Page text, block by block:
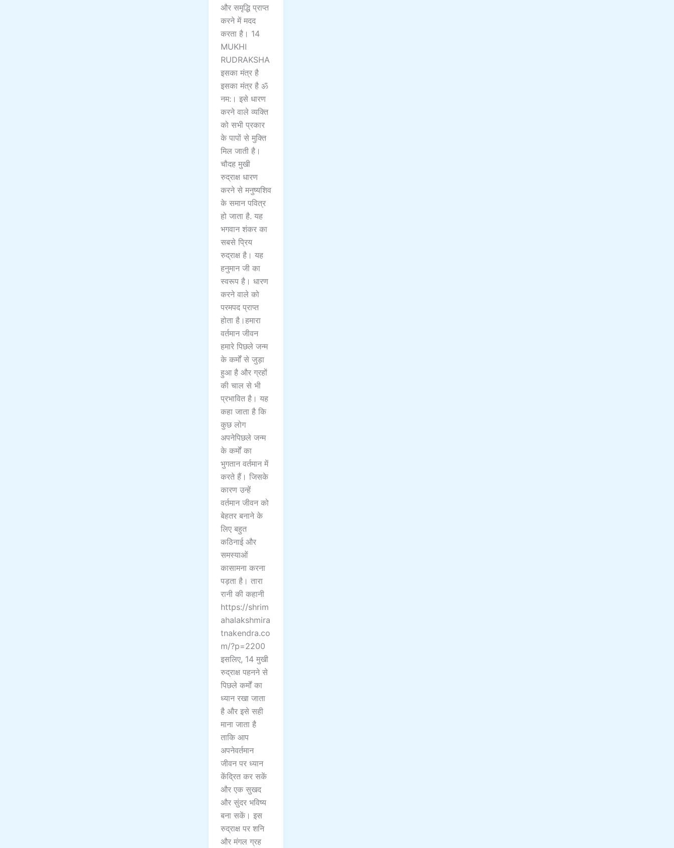
और समृद्धि प्राप्त
करने में मदद
करता है। 14
MUKHI
RUDRAKSHA
इसका मंत्र है
इसका मंत्र है ॐ
नम:। इसे धारण
करने वाले व्यक्ति
को सभी प्रकार
के पापों से मुक्ति
मिल जाती है।
चौदह मुखी
रुद्राक्ष धारण
करने से मनुष्यश‍िव
के समान पवित्र
हो जाता है. यह
भगवान शंकर का
सबसे प्रिय
रुद्राक्ष है। यह
हनुमान जी का
स्वरूप है। धारण
करने वाले को
परमपद प्राप्त
होता है।हमारा
वर्तमान जीवन
हमारे पिछले जन्म
के कर्मों से जुड़ा
हुआ है और ग्रहों
की चाल से भी
प्रभावित है। यह
कहा जाता है कि
कुछ लोग
अपनेपिछले जन्म
के कर्मों का
भुगतान वर्तमान में
करते हैं। जिसके
कारण उन्हें
वर्तमान जीवन को
बेहतर बनाने के
लिए बहुत
कठिनाई और
समस्याओं
कासामना करना
पड़ता है। तारा
रानी की कहानी
https://shrim
ahalakshmira
tnakendra.co
m/?p=2200
इसलिए, 14 मुखी
रुद्राक्ष पहनने से
पिछले कर्मों का
ध्यान रखा जाता
है और इसे सही
माना जाता है
ताकि आप
अपनेवर्तमान
जीवन पर ध्यान
केंद्रित कर सकें
और एक सुखद
और सुंदर भविष्य
बना सकें। इस
रुद्राक्ष पर शनि
और मंगल ग्रह